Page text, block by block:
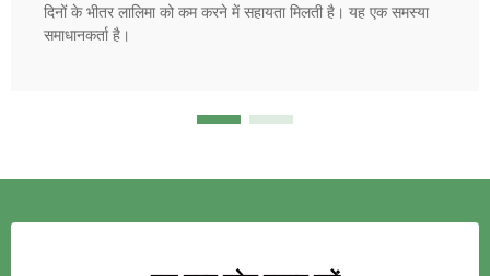
दिनों के भीतर लालिमा को कम करने में सहायता मिलती है। यह एक समस्या
समाधानकर्ता है।